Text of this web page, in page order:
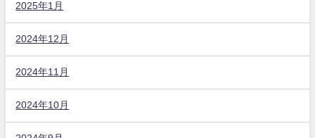
2025年1月
2024年12月
2024年11月
2024年10月